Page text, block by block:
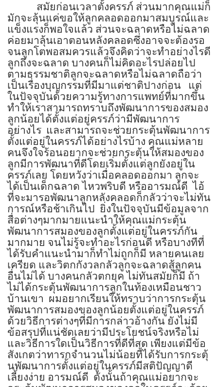
สมัยก่อนเวลาตั้งครรภ์ ส่วนมากคุณแม่ก็
มักจะลุ้นแค่ขอให้ลูกคลอดออกมาสมบูรณ์และ
แข็งแรงก็พอใจแล้ว ส่วนจะฉลาดหรือไม่ฉลาด
ค่อยมาลุ้นเอาตอนหลังคลอดซึ่งอาจจะต้องรอ
จนลูกโตพอสมควรแล้วจึงคิดว่าจะทำอย่างไรดี
ลูกถึงจะฉลาด บางคนก็ไม่คิดอะไรปล่อยไป
ตามธรรมชาติลูกจะฉลาดหรือไม่ฉลาดถือว่า
เป็นเรื่องบุญกรรมที่มีมาแต่ชาติปางก่อน
แต่
ในปัจจุบันด้วยความรู้ทางการแพทย์ที่มากขึ้น
ทำให้เราสามารถทราบถึงพัฒนาการของสมอง
ลูกน้อยได้ตั้งแต่อยู่ครรภ์ว่ามีพัฒนาการ
อย่างไร และสามารถจะช่วยกระตุ้นพัฒนาการ
ตั้งแต่อยู่ในครรภ์ได้อย่างไรบ้าง คุณแม่หลาย
คนจึงใจร้อนอยากจะช่วยกระตุ้นให้สมองของ
ลูกมีการพัฒนาที่ดีโดยเริ่มตั้งแต่ลูกยังอยู่ใน
ครรภ์เลย โดยหวังว่าเมื่อคลอดออกมา ลูกจะ
ได้เป็นเด็กฉลาด ไหวพริบดี หรืออารมณ์ดี ไอ้
ที่จะมารอพัฒนาลูกหลังคลอดก็กลัวว่าจะไม่ทัน
การณ์หรือช้าเกินไป ยิ่งในปัจจุบันมีข้อมูลจาก
สื่อต่างๆมากมายแนะนำให้คุณแม่กระตุ้น
พัฒนาการสมองของลูกตั้งแต่อยู่ในครรภ์กัน
มากมาย จนไม่รู้จะทำอะไรก่อนดี หรือบางทีที่
ได้รับคำแนะนำมาก็ทำไม่ถูกก็มี หลายคนเลย
เครียด และวิตกกังวลกลัวลูกจะฉลาดสู้ลูกคน
อื่นไม่ได้ บางคนกลัวตกยุค ไม่ทันสมัยก็มี ถ้า
ไม่ได้กระตุ้นพัฒนาการลูกในท้องเหมือนชาว
บ้านเขา ผมอยากเรียนให้ทราบว่าการกระตุ้น
พัฒนาการสมองของลูกน้อยตั้งแต่อยู่ในครรภ์
ด้วยวิธีการต่างๆที่มีการกล่าวอ้างกัน ยังไม่มี
ข้อสรุปที่แน่ชัดเลยว่ามีประโยชน์จริงหรือไม่
และวิธีการใดเป็นวิธีการที่ดีที่สุด เพียงแต่มีข้อ
สังเกตว่าทารกจำนวนไม่น้อยที่ได้รับการกระตุ้
นพัฒนาการตั้งแต่อยู่ในครรภ์มีสติปัญญาดี
เลี้ยงง่าย อารมณ์ดี ดังนั้นถ้าคุณแม่อยากจะ